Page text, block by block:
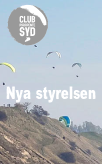
Nya styrelsen